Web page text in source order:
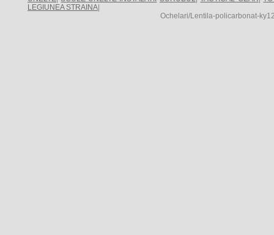
LEGIUNEA STRAINA
Ochelari/Lentila-policarbonat-